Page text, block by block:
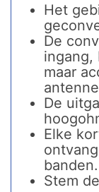
Het
De
ingang,
maar
De
Elke
banden.
Stem